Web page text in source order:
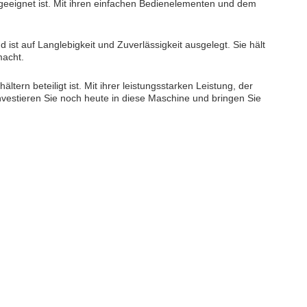
ist. Mit ihren einfachen Bedienelementen und dem
ist auf Langlebigkeit und Zuverlässigkeit ausgelegt. Sie hält
beteiligt ist. Mit ihrer leistungsstarken Leistung, der
Sie noch heute in diese Maschine und bringen Sie